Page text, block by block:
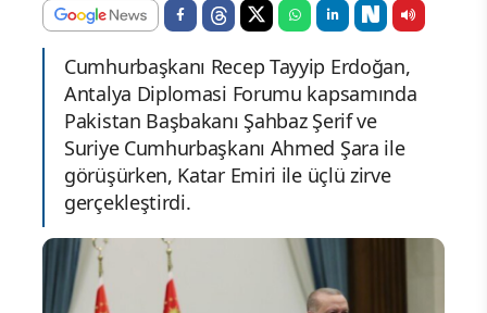
Cumhurbaşkanı Recep Tayyip Erdoğan,
Antalya Diplomasi Forumu kapsamında
Pakistan Başbakanı Şahbaz Şerif ve
Suriye Cumhurbaşkanı Ahmed Şara ile
görüşürken, Katar Emiri ile üçlü zirve
gerçekleştirdi.